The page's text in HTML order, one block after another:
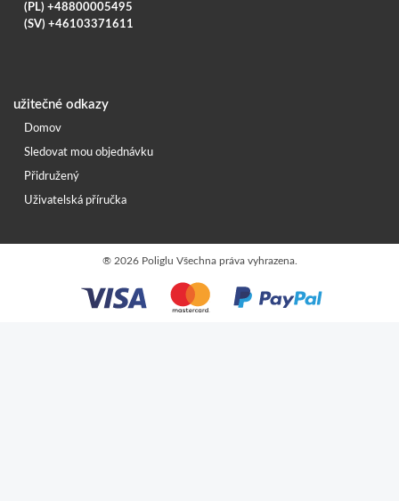
(PL) +48800005495
(SV) +46103371611
užitečné odkazy
Domov
Sledovat mou objednávku
Přidružený
Uživatelská příručka
® 2026 Poliglu Všechna práva vyhrazena.